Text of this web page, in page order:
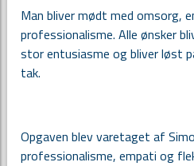
Man bliver mødt med omsorg,
professionalisme. Alle ønsker
stor entusiasme og bliver løst
tak.
Opgaven blev varetaget af
professionalisme, empati og